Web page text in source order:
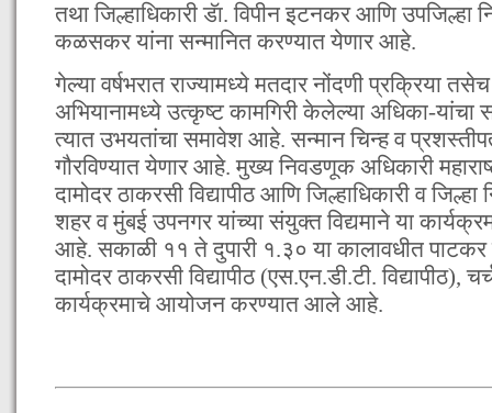
तथा जिल्हाधिकारी डॅा. विपीन इटनकर आणि
कळसकर यांना सन्मानित करण्यात येणार आहे.
गेल्या वर्षभरात राज्यामध्ये मतदार नोंदणी प्रक्रिया
अभियानामध्ये उत्कृष्ट कामगिरी केलेल्या अधिका-यांचा
त्यात उभयतांचा समावेश आहे. सन्मान चिन्ह व
गौरविण्यात येणार आहे. मुख्य निवडणूक अधिकारी
दामोदर ठाकरसी विद्यापीठ आणि जिल्हाधिकारी व
शहर व मुंबई उपनगर यांच्या संयुक्त विद्यमाने या
आहे. सकाळी ११ ते दुपारी १.३० या कालावधीत पाटकर
दामोदर ठाकरसी विद्यापीठ (एस.एन.डी.टी. विद्यापीठ),
कार्यक्रमाचे आयोजन करण्यात आले आहे.